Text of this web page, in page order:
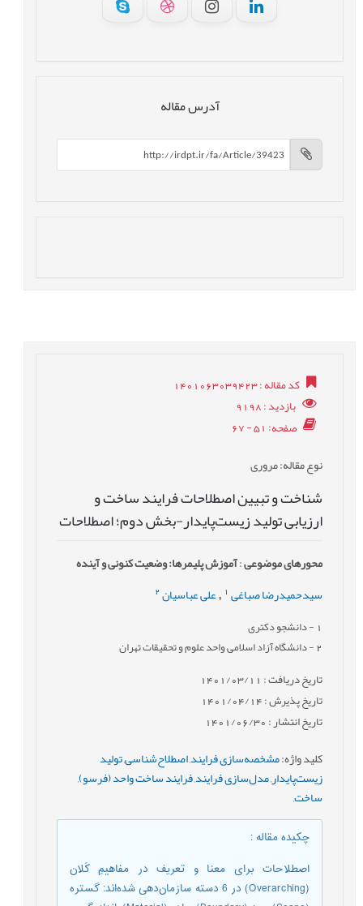
آدرس مقاله
کد مقاله: 1401063039423
بازدید: 9198
صفحه: 51 - 67
نوع مقاله: مروری
شناخت و تبیین اصطلاحات فرایند ساخت و
ارزیابی تولید زیست‌پایدار-بخش دوم؛ اصطلاحات
محورهای موضوعی:آموزش پلیمرها: وضعیت کنونی و آینده
سیدحمیدرضا صباغی , علی عباسیان 2
- دانشجو دکتری
2- دانشگاه آزاد اسلامی واحد علوم و تحقیقات تهران
تاریخ دریافت : 1401/03/11
تاریخ پذیرش : 1401/04/14
تاریخ انتشار : 1401/06/30
کلید واژه:مشخصه‌سازی فرایند,اصطلاح‌شناسی,تولید
زیست‌پایدار,مدل‌سازی فرایند,فرایند ساخت واحد (فرسو)
ساخت,
چکیده مقاله:
اصطلاحات برای معنا و تعریف در مفاهیمِ کَلان
(Overarching) در 6 دسته سازمان‌دهی شده‌اند: گستره